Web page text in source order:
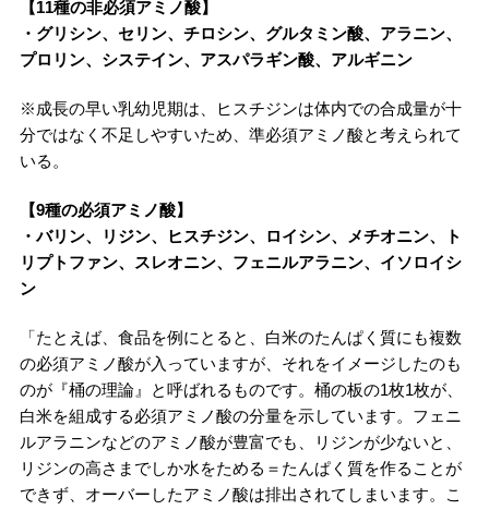
【11種の非必須アミノ酸】
・グリシン、セリン、チロシン、グルタミン酸、アラニン、
プロリン、システイン、アスパラギン酸、アルギニン
※成長の早い乳幼児期は、ヒスチジンは体内での合成量が十
分ではなく不足しやすいため、準必須アミノ酸と考えられて
いる。
【9種の必須アミノ酸】
・バリン、リジン、ヒスチジン、ロイシン、メチオニン、ト
リプトファン、スレオニン、フェニルアラニン、イソロイシ
ン
「たとえば、食品を例にとると、白米のたんぱく質にも複数
の必須アミノ酸が入っていますが、それをイメージしたのも
のが『桶の理論』と呼ばれるものです。桶の板の1枚1枚が、
白米を組成する必須アミノ酸の分量を示しています。フェニ
ルアラニンなどのアミノ酸が豊富でも、リジンが少ないと、
リジンの高さまでしか水をためる＝たんぱく質を作ることが
できず、オーバーしたアミノ酸は排出されてしまいます。こ